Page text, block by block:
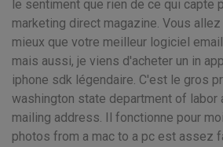
le sentiment que rien de ce qui capte
marketing direct magazine. Vous
mieux que votre meilleur logiciel
mais aussi, je viens d'acheter un in
iphone sdk légendaire. C'est le gros
washington state department of labor
mailing address. Il fonctionne pour
photos from a mac to a pc est assez